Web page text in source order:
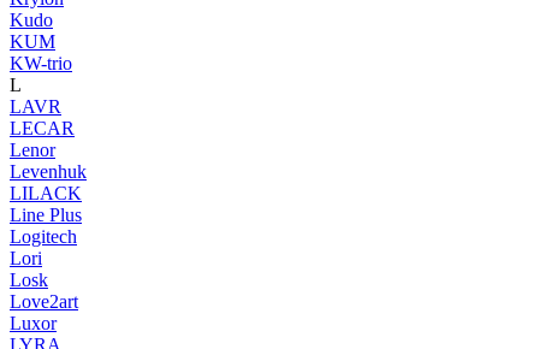
Kudo
KUM
KW-trio
L
LAVR
LECAR
Lenor
Levenhuk
LILACK
Line Plus
Logitech
Lori
Losk
Love2art
Luxor
LYRA